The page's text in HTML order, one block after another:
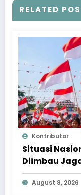
RELATED
Kontributor
Situasi
Diimbau
Ke-81 RI
August 8, 2026